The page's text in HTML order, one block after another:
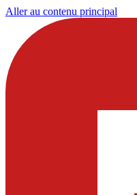
Aller au contenu principal